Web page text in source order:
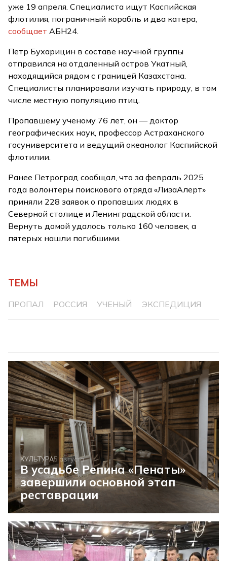
уже 19 апреля. Специалиста ищут Каспийская
флотилия, пограничный корабль и два катера,
сообщает АБН24.
Петр Бухарицин в составе научной группы
отправился на отдаленный остров Укатный,
находящийся рядом с границей Казахстана.
Специалисты планировали изучать природу, в том
числе местную популяцию птиц.
Пропавшему ученому 76 лет, он — доктор
географических наук, профессор Астраханского
госуниверситета и ведущий океанолог Каспийской
флотилии.
Ранее Петроград сообщал, что за февраль 2025
года волонтеры поискового отряда «ЛизаАлерт»
приняли 228 заявок о пропавших людях в
Северной столице и Ленинградской области.
Вернуть домой удалось только 160 человек, а
пятерых нашли погибшими.
ТЕМЫ
ПРОПАЛ РОССИЯ УЧЕНЫЙ ЭКСПЕДИЦИЯ
КУЛЬТУРА5 августа
В усадьбе Репина «Пенаты»
завершили основной этап
реставрации